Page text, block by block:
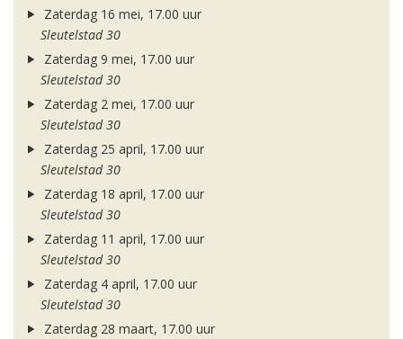
Zaterdag 16 mei, 17.00 uur
Sleutelstad 30
Zaterdag 9 mei, 17.00 uur
Sleutelstad 30
Zaterdag 2 mei, 17.00 uur
Sleutelstad 30
Zaterdag 25 april, 17.00 uur
Sleutelstad 30
Zaterdag 18 april, 17.00 uur
Sleutelstad 30
Zaterdag 11 april, 17.00 uur
Sleutelstad 30
Zaterdag 4 april, 17.00 uur
Sleutelstad 30
Zaterdag 28 maart, 17.00 uur